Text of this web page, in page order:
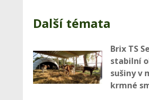
Další témata
Brix TS
stabilní
sušiny v
krmné